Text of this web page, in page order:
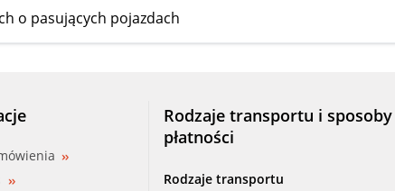
o pasujących pojazdach
Rodzaje transportu i sposoby
płatności
Rodzaje transportu